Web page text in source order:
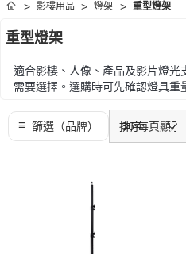
首頁 影樓用品 燈架 重型燈架
重型燈架
適合影樓、人像、產品及影片燈光
需要選擇。選購時可先確認燈具
選購時可先確認燈具重量和使用
構、接頭規格和穩定度。